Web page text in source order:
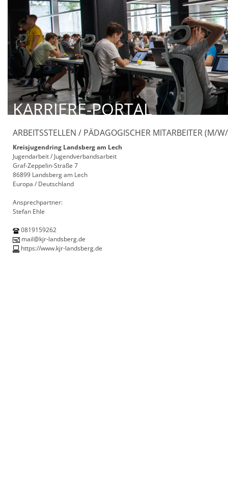
KARRIERE-PORTAL
ARBEITSSTELLEN / PÄDAGOGISCHER MITARBEITER (M/
Kreisjugendring Landsberg am Lech
Jugendarbeit / Jugendverbandsarbeit
Graf-Zeppelin-Straße 7
86899 Landsberg am Lech
Europa / Deutschland
Ansprechpartner:
Stefan Ehle
0819159262
mail@kjr-landsberg.de
https://www.kjr-landsberg.de